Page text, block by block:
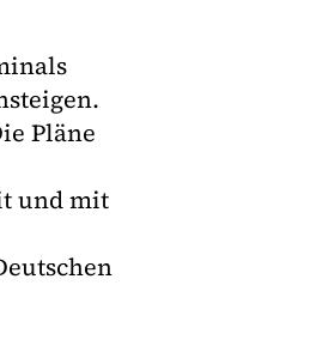
Pläne
und mit